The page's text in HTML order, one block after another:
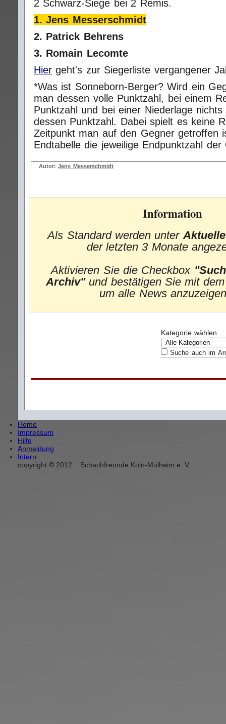
2 Schwarz‑Siege bei 2 Remis.
1. Jens Messerschmidt
2. Patrick Behrens
3. Romain Lecomte
Hier geht's zur Siegerliste vergangener
*Was ist Sonneborn-Berger? Wird ein
man dessen volle Punktzahl, bei einem
Punktzahl und bei einer Niederlage nichts
dessen Punktzahl. Dabei spielt es keine
Zeitpunkt man auf den Gegner getroffen
Endtabelle die jeweilige Endpunktzahl der
Autor:Jens Messerschmidt
Information
Als Standard werden unter
der letzten 3 Monate
Aktivieren Sie die Checkbox
Archiv"und bestätigen Sie mit
um alle News
Kategorie wählen
Suche auch im
Home
Impressum
Hilfe
Anmeldung
Intern
copyright © 2012 Schachfreunde Köln-Mülheim e. V.